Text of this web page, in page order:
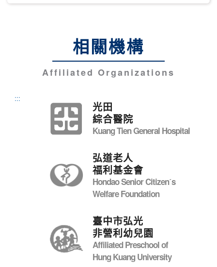
相關機構
Affiliated Organizations
:::
光田
綜合醫院
Kuang Tien General Hospital
弘道老人
福利基金會
Hondao Senior Citizenˊs
Welfare Foundation
臺中市弘光
非營利幼兒園
Affiliated Preschool of
Hung Kuang University